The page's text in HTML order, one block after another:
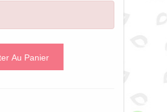
Au Panier